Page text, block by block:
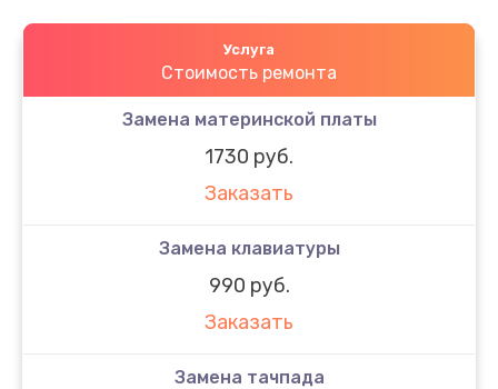
Услуга
Стоимость ремонта
Замена материнской платы
1730 руб.
Заказать
Замена клавиатуры
990 руб.
Заказать
Замена тачпада